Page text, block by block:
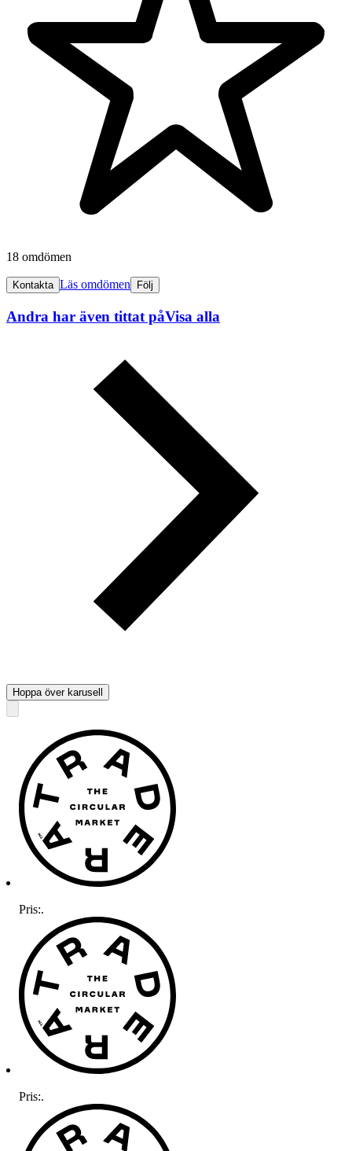
18 omdömen
Kontakta Läs omdömen Följ
Andra har även tittat påVisa alla
Hoppa över karusell
Pris:.
Pris:.